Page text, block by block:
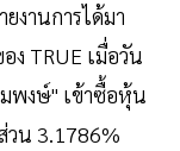
งานการได้มา
TRUE เมื่อวัน
พงษ์" เข้าซื้อหุ้น
น 3.1786%